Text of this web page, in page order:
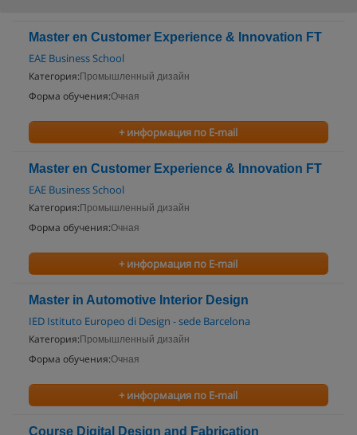
Master en Customer Experience & Innovation FT
EAE Business School
Категория: Промышленный дизайн
Форма обучения:Очная
+ информация по E-mail
Master en Customer Experience & Innovation FT
EAE Business School
Категория: Промышленный дизайн
Форма обучения:Очная
+ информация по E-mail
Master in Automotive Interior Design
IED Istituto Europeo di Design - sede Barcelona
Категория: Промышленный дизайн
Форма обучения:Очная
+ информация по E-mail
Course Digital Design and Fabrication